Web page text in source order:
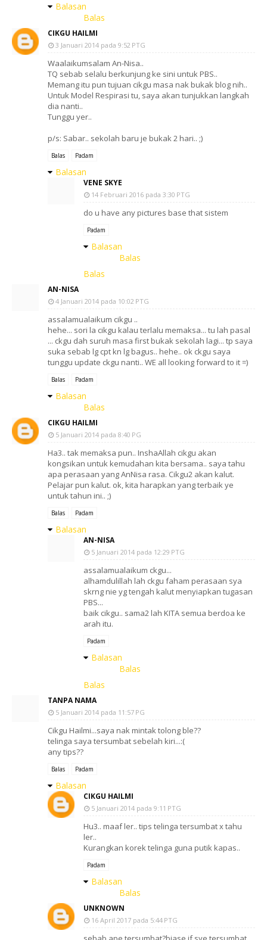
Balasan
Balas
CIKGU HAILMI
3 Januari 2014 pada 9:52 PTG
Waalaikumsalam An-Nisa..
TQ sebab selalu berkunjung ke sini untuk PBS..
Memang itu pun tujuan cikgu masa nak bukak blog nih..
Untuk Model Respirasi tu, saya akan tunjukkan langkah
dia nanti..
Tunggu yer..
p/s: Sabar.. sekolah baru je bukak 2 hari.. ;)
Balas Padam
Balasan
VENE SKYE
14 Februari 2016 pada 3:30 PTG
do u have any pictures base that sistem
Padam
Balasan
Balas
Balas
AN-NISA
4 Januari 2014 pada 10:02 PTG
assalamualaikum cikgu ..
hehe... sori la cikgu kalau terlalu memaksa... tu lah pasal
... ckgu dah suruh masa first bukak sekolah lagi... tp saya
suka sebab lg cpt kn lg bagus.. hehe.. ok ckgu saya
tunggu update ckgu nanti.. WE all looking forward to it =)
Balas Padam
Balasan
Balas
CIKGU HAILMI
5 Januari 2014 pada 8:40 PG
Ha3.. tak memaksa pun.. InshaAllah cikgu akan
kongsikan untuk kemudahan kita bersama.. saya tahu
apa perasaan yang AnNisa rasa. Cikgu2 akan kalut.
Pelajar pun kalut. ok, kita harapkan yang terbaik ye
untuk tahun ini.. ;)
Balas Padam
Balasan
AN-NISA
5 Januari 2014 pada 12:29 PTG
assalamualaikum ckgu...
alhamdulillah lah ckgu faham perasaan sya
skrng nie yg tengah kalut menyiapkan tugasan
PBS...
baik cikgu.. sama2 lah KITA semua berdoa ke
arah itu.
Padam
Balasan
Balas
Balas
TANPA NAMA
5 Januari 2014 pada 11:57 PG
Cikgu Hailmi...saya nak mintak tolong ble??
telinga saya tersumbat sebelah kiri...:(
any tips??
Balas Padam
Balasan
CIKGU HAILMI
5 Januari 2014 pada 9:11 PTG
Hu3.. maaf ler.. tips telinga tersumbat x tahu
ler..
Kurangkan korek telinga guna putik kapas..
Padam
Balasan
Balas
UNKNOWN
16 April 2017 pada 5:44 PTG